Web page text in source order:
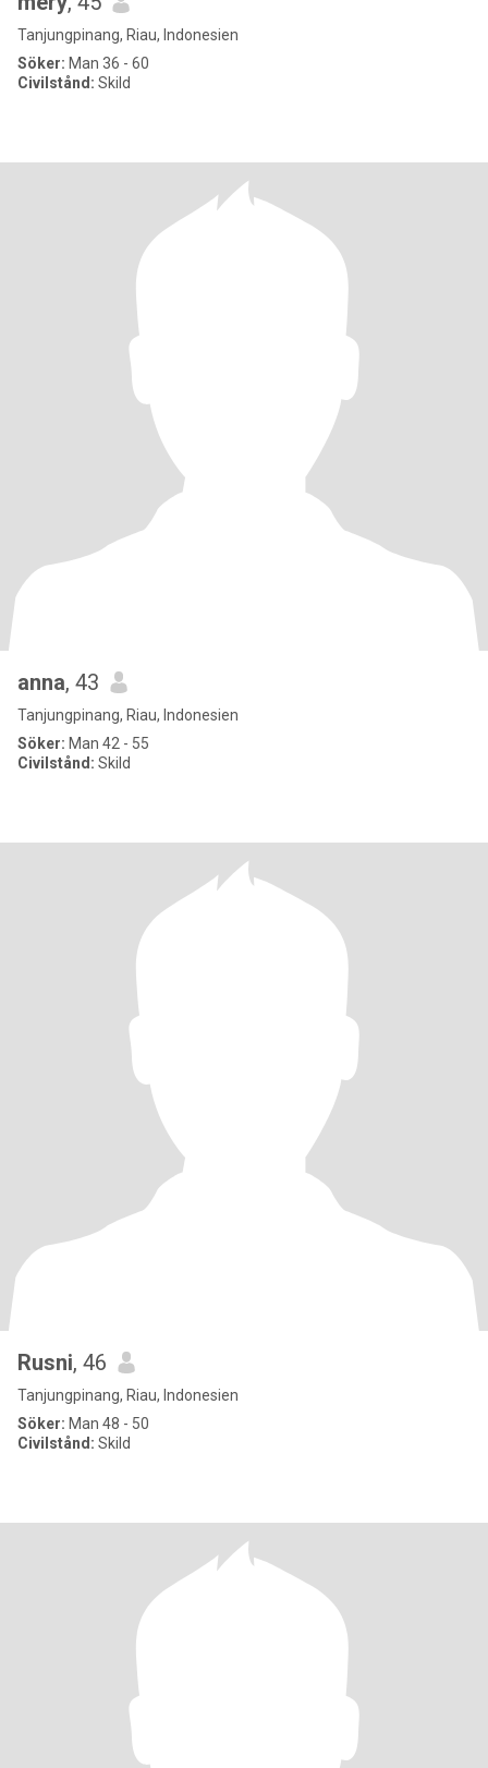
Tanjungpinang, Riau, Indonesien
Söker: Man 36 - 60
Civilstånd: Skild
anna, 43
Tanjungpinang, Riau, Indonesien
Söker: Man 42 - 55
Civilstånd: Skild
Rusni, 46
Tanjungpinang, Riau, Indonesien
Söker: Man 48 - 50
Civilstånd: Skild